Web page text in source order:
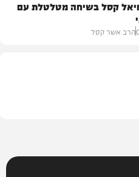
קסל בשיחה מטלטלת עם
הרב אשר קסל